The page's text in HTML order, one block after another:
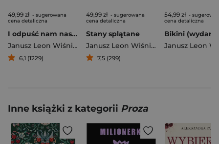
49,99 zł - sugerowana
cena detaliczna
I odpuść nam nasze…
Janusz Leon Wiśniewski
6,1 (1229)
49,99 zł - sugerowana
cena detaliczna
Stany splątane
Janusz Leon Wiśniewski
7,5 (299)
54,99 zł -
cena detaliczna
Inne książki z kategorii Proza